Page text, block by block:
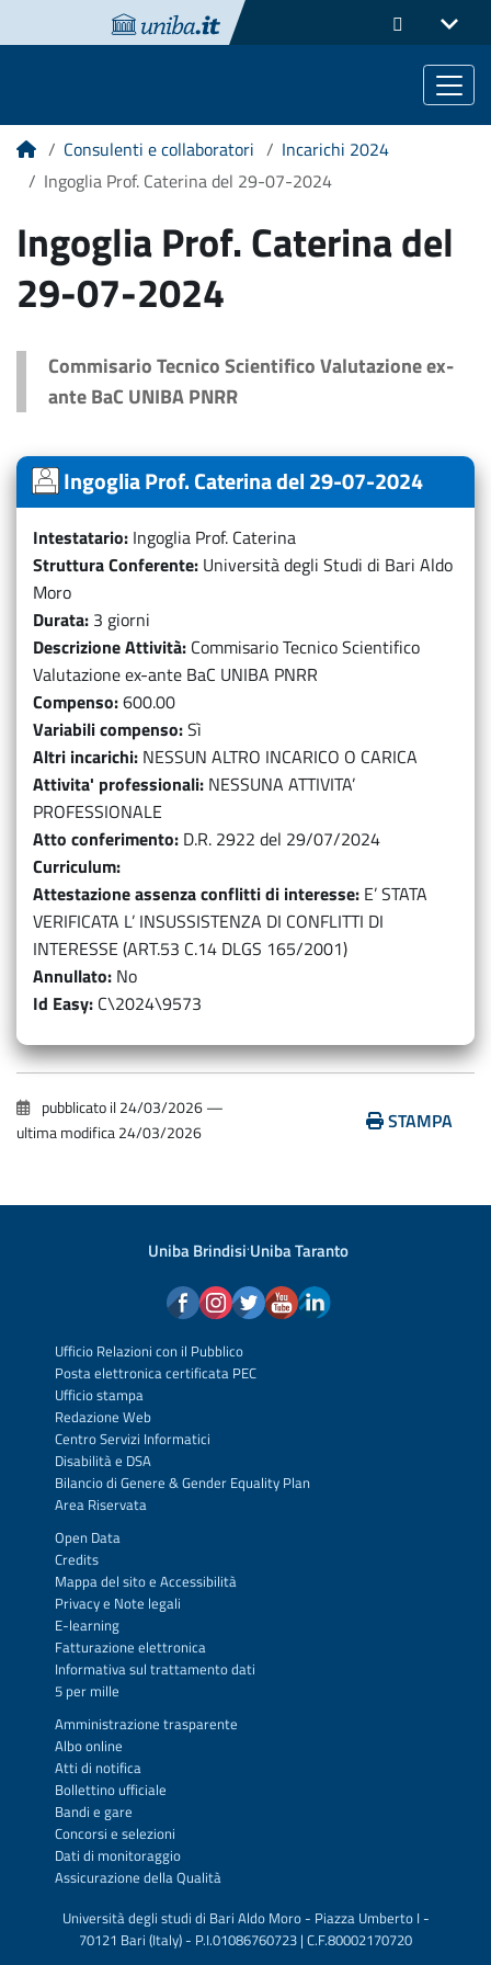
HomeConsulenti e collaboratori
Incarichi 2024
Ingoglia Prof. Caterina del 29-07-2024
Ingoglia Prof. Caterina del
29-07-2024
Commisario Tecnico Scientifico Valutazione ex-
ante BaC UNIBA PNRR
Ingoglia Prof. Caterina del 29-07-2024
Intestatario Ingoglia Prof. Caterina
Struttura Conferente Università degli Studi di Bari Aldo
Moro
Durata 3 giorni
Descrizione Attività Commisario Tecnico Scientifico
Valutazione ex-ante BaC UNIBA PNRR
Compenso 600.00
Variabili compenso Sì
Altri incarichi NESSUN ALTRO INCARICO O CARICA
Attivita' professionali NESSUNA ATTIVITA’
PROFESSIONALE
Atto conferimento D.R. 2922 del 29/07/2024
Curriculum
Attestazione assenza conflitti di interesse E’ STATA
VERIFICATA L’ INSUSSISTENZA DI CONFLITTI DI
INTERESSE (ART.53 C.14 DLGS 165/2001)
Annullato No
Id Easy C\2024\9573
pubblicato il24/03/2026—
ultima modifica24/03/2026 STAMPA
Uniba Brindisi·Uniba Taranto
Ufficio Relazioni con il Pubblico
Posta elettronica certificata PEC
Ufficio stampa
Redazione Web
Centro Servizi Informatici
Disabilità e DSA
Bilancio di Genere & Gender Equality Plan
Area Riservata
Open Data
Credits
Mappa del sitoe Accessibilità
Privacye Note legali
E-learning
Fatturazione elettronica
Informativa sul trattamento dati
5 per mille
Amministrazione trasparente
Albo online
Atti di notifica
Bollettino ufficiale
Bandi e gare
Concorsi e selezioni
Dati di monitoraggio
Assicurazione della Qualità
Università degli studi di Bari Aldo Moro - Piazza Umberto I -
70121 Bari (Italy) - P.I.01086760723 | C.F.80002170720